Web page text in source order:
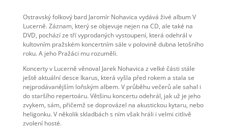
Ostravský folkový bard Jaromír Nohavica vydává živé album V
Lucerně. Záznam, který se objevuje nejen na CD, ale také na
DVD, pochází ze tří vyprodaných vystoupení, která odehrál v
kultovním pražském koncertním sále v polovině dubna letošního
roku. A jeho Pražáci mu rozuměli.
Koncerty v Lucerně věnoval Jarek Nohavica z velké části stále
ještě aktuální desce Ikarus, která vyšla před rokem a stala se
nejprodávanějším loňským albem. V průběhu večerů ale sahal i
do staršího repertoáru. Většinu koncertu odehrál, jak už je jeho
zvykem, sám, přičemž se doprovázel na akustickou kytaru, nebo
heligonku. V několik skladbách s ním však hráli i velmi citlivě
zvolení hosté.